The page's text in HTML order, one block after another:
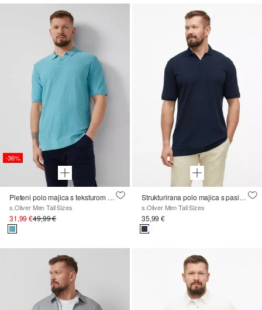
-36%
Pleteni polo majica s teksturom plamene pređe
s.Oliver Men Tall Sizes
31,99 €49,99 €
Strukturirana polo majica s pasicama
s.Oliver Men Tall Sizes
35,99 €